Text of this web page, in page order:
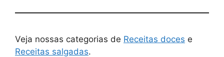
Veja nossas categorias de Receitas doces e
Receitas salgadas.